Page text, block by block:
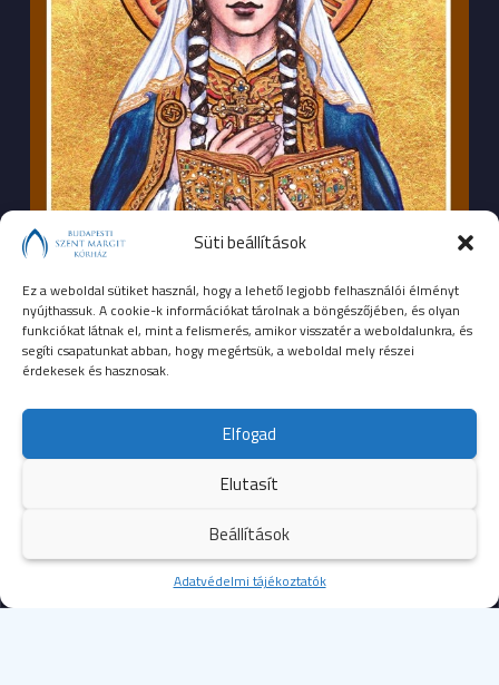
Süti beállítások
Ez a weboldal sütiket használ, hogy a lehető legjobb felhasználói élményt
nyújthassuk. A cookie-k információkat tárolnak a böngészőjében, és olyan
funkciókat látnak el, mint a felismerés, amikor visszatér a weboldalunkra, és
segíti csapatunkat abban, hogy megértsük, a weboldal mely részei
érdekesek és hasznosak.
Elfogad
Elutasít
Beállítások
Adatvédelmi tájékoztatók
Kezdőoldal
SEGÉLYHÍVÓSZÁMOK
104mentők
107rendőrség